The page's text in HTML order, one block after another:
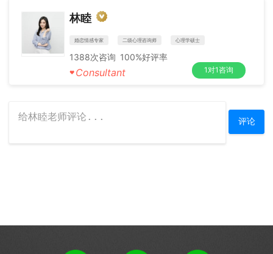
林睦
婚恋情感专家 二级心理咨询师 心理学硕士
1388次咨询 100%好评率
♥ Consultant 1对1咨询